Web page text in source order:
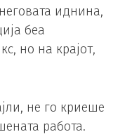
иднина,
беа
но на крајот,
не го криеше
работа.